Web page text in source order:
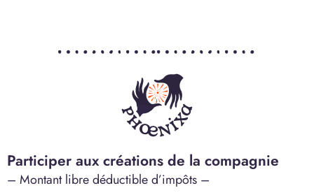
Participer aux créations de la compagnie
– Montant libre déductible d’impôts –